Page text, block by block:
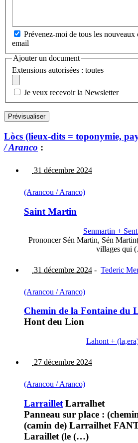
Prévenez-moi de tous les
email
Ajouter un document
Extensions autorisées : toutes
Je veux recevoir la Newsletter
Lòcs (lieux-dits = toponymie,
/ Aranco :
31 décembre 2024
(Arancou / Aranco)
Saint Martin
Senmartin +
Prononcer Sén Martin, Sén
villages qui
31 décembre 2024 - Tederic
(Arancou / Aranco)
Chemin de la Fontaine du
Hont deu Lion
Lahont +
27 décembre 2024
(Arancou / Aranco)
Larraillet Larralhet
Panneau sur place :
(camin de) Larrailhet
Laraillet (le (…)